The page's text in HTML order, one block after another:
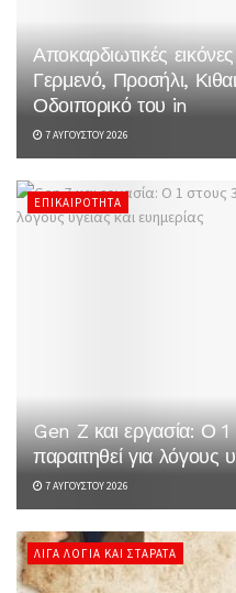
Αποκαρδιωτικές
Γερμενό, Προσήλι,
Οδοιπορικό του in
7 ΑΥΓΟΎΣΤΟΥ 2026
ΕΠΙΚΑΙΡΌΤΗΤΑ
Gen Z και εργασία: Ο 1
παραιτηθεί για λόγους
7 ΑΥΓΟΎΣΤΟΥ 2026
ΛΊΓΑ ΛΌΓΙΑ ΚΑΙ ΣΤΑΡΆΤΑ